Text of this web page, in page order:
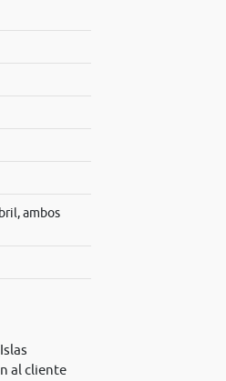
ambos
al cliente